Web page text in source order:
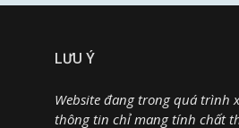
LƯU Ý
Website đang trong quá trình
thông tin chỉ mang tính chất